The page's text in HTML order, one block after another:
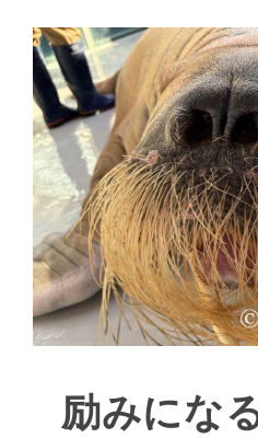
励みにな